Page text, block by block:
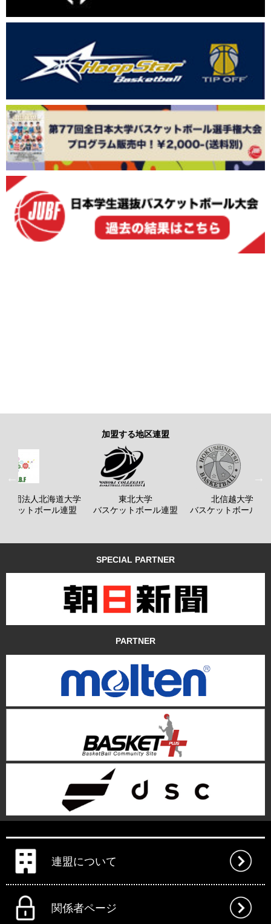
加盟する地区連盟
社団法人北海道大学
ケットボール連盟
東北大学
バスケットボール連盟
北信越大学
バスケットボール連
SPECIAL PARTNER
PARTNER
連盟について
関係者ページ